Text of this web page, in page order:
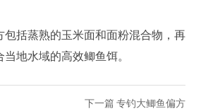
括蒸熟的玉米面和面粉混合物，再
地水域的高效鲫鱼饵。
下一篇 专钓大鲫鱼偏方